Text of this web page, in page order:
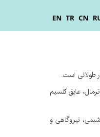
CN
TR
EN
عایق کلسیم
نیروگاهی و